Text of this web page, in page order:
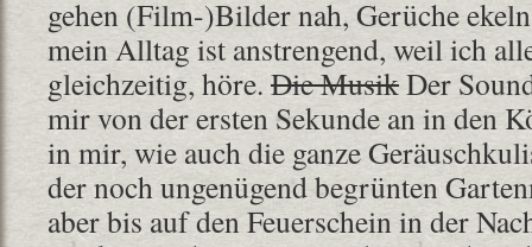
gehen (Film-)Bilder nah, Gerüche
mein Alltag ist anstrengend, weil ich
gleichzeitig, höre. Die MusikDer
mir von der ersten Sekunde an in den
in mir, wie auch die ganze
der noch ungenügend begrünten
aber bis auf den Feuerschein in der